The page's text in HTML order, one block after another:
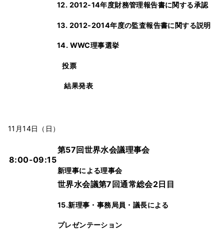
12. 2012-14年度財務管理報告書に関する承認
13. 2012-2014年度の監査報告書に関する説明
14. WWC理事選挙
投票
結果発表
11月14日（日）
8:00-09:15
第57回世界水会議理事会
新理事による理事会
世界水会議第7回通常総会2日目
15.新理事・事務局員・議長による
プレゼンテーション